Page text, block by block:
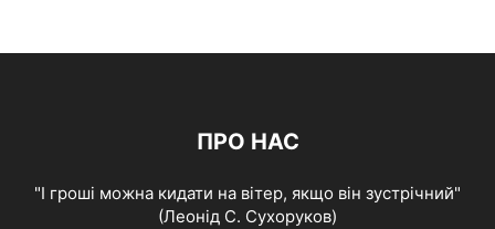
ПРО НАС
"І гроші можна кидати на вітер, якщо він зустрічний"
(Леонід С. Сухоруков)